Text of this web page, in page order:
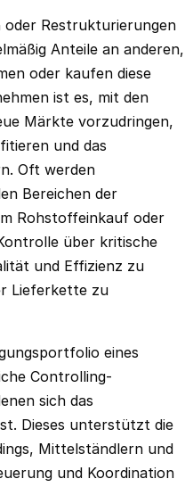
oder Restrukturierungen
Anteile an anderen,
oder kaufen diese
ist es, mit den
Märkte vorzudringen,
und das
Oft werden
Bereichen der
Rohstoffeinkauf oder
über kritische
und Effizienz zu
Lieferkette zu
eines
Controlling-
sich das
Dieses unterstützt die
Mittelständlern und
und Koordination